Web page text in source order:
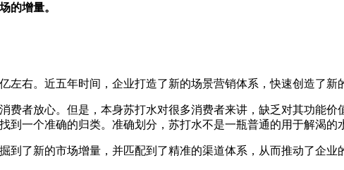
的增量。
左右。近五年时间，企业打造了新的场景营销体系，快速创造了新
费者放心。但是，本身苏打水对很多消费者来讲，缺乏对其功能
一个准确的归类。准确划分，苏打水不是一瓶普通的用于解渴的
了新的市场增量，并匹配到了精准的渠道体系，从而推动了企业